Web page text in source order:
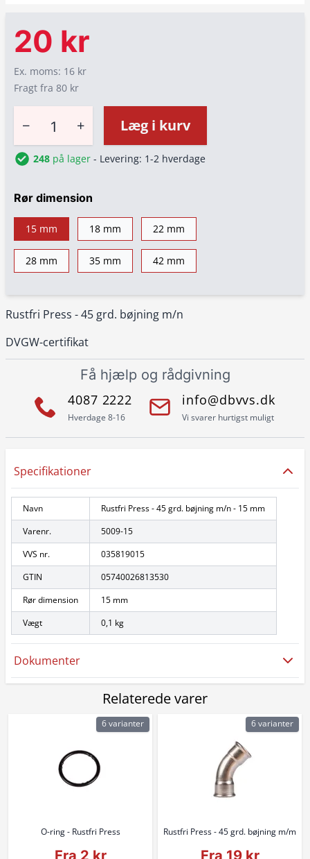
Rustfri Press - 45 grd. bøjning m/n
DVGW-certifikat
20 kr
Ex. moms: 16 kr
Fragt fra 80 kr
− + Læg i kurv
248 på lager - Levering: 1-2 hverdage
Rør dimension
15 mm 18 mm 22 mm
28 mm 35 mm 42 mm
Få hjælp og rådgivning
4087 2222
Hverdage 8-16
info@dbvvs.dk
Vi svarer hurtigst muligt
Specifikationer
Navn
Rustfri Press - 45 grd. bøjning m/n - 15 mm
Varenr.
5009-15
VVS nr.
035819015
GTIN
05740026813530
Rør dimension
15 mm
Vægt
0,1 kg
Dokumenter
Relaterede varer
O-ring - Rustfri Press
Fra 2 kr
6 varianter
Rustfri Press - 45 grd. bøjning m/m
Fra 19 kr
6 varianter